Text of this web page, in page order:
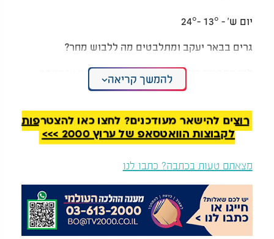
יום ש' - 13° -24°
גרים בבאר יעקב ומתלבטים מה ללבוש מחר?
לפי התחזית הקרובה כדאי להצטייד בז'קט או סוודר
שיחמם את גופכם במידה הצורך, שימו לב כי בימים אלו
הפכפך.
אביב בריא ונעים.
להמשך קריאה
רוצים להישאר מעודכנים? לחצו כאן להצטרפות
לקבוצות הוואטסאפ של ערוץ 2000 >>>
מצאתם טעות בכתבה? כתבו לנו